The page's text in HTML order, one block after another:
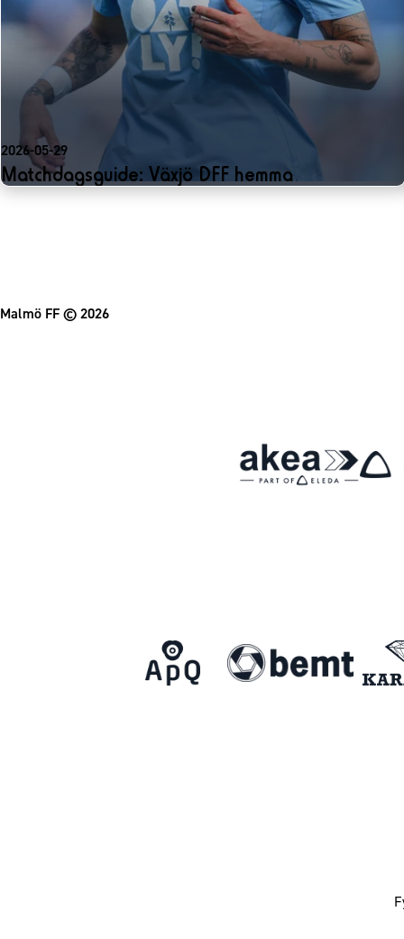
2026-05-29
Matchdagsguide: Växjö DFF hemma
Malmö FF© 2026